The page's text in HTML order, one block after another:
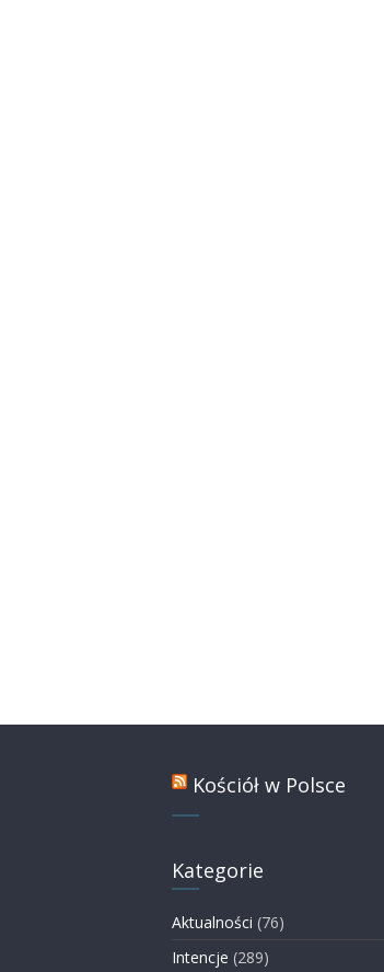
Kościół w Polsce
Kategorie
Aktualności (76)
Intencje (289)